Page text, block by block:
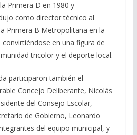
Primera D en 1980 y
como director técnico al
Primera B Metropolitana en la
en una figura de
tricolor y el deporte local.
participaron también el
Concejo Deliberante, Nicolás
del Consejo Escolar,
de Gobierno, Leonardo
del equipo municipal, y